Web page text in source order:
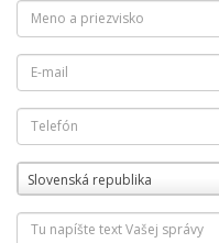
Slovenská republika